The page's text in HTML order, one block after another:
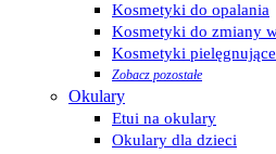
Kosmetyki do opalania
Kosmetyki do zmiany
Kosmetyki
Zobacz pozostałe
Okulary
Etui na okulary
Okulary dla dzieci